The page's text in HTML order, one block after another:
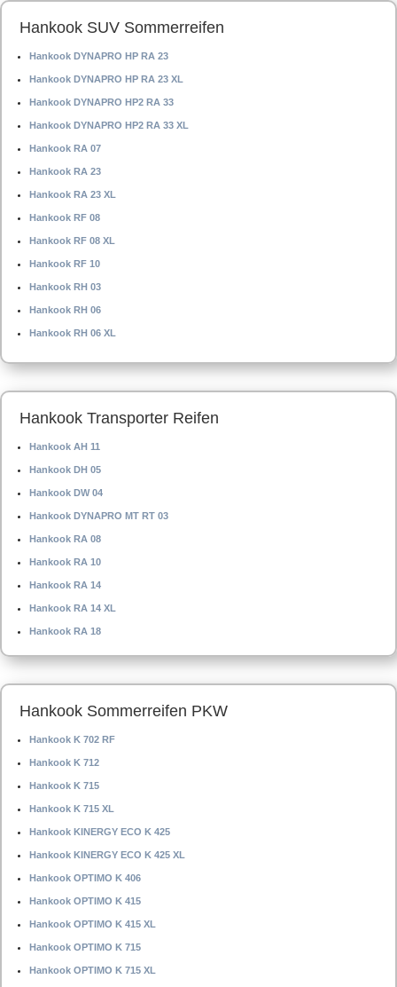
Hankook SUV Sommerreifen
Hankook DYNAPRO HP RA 23
Hankook DYNAPRO HP RA 23 XL
Hankook DYNAPRO HP2 RA 33
Hankook DYNAPRO HP2 RA 33 XL
Hankook RA 07
Hankook RA 23
Hankook RA 23 XL
Hankook RF 08
Hankook RF 08 XL
Hankook RF 10
Hankook RH 03
Hankook RH 06
Hankook RH 06 XL
Hankook Transporter Reifen
Hankook AH 11
Hankook DH 05
Hankook DW 04
Hankook DYNAPRO MT RT 03
Hankook RA 08
Hankook RA 10
Hankook RA 14
Hankook RA 14 XL
Hankook RA 18
Hankook Sommerreifen PKW
Hankook K 702 RF
Hankook K 712
Hankook K 715
Hankook K 715 XL
Hankook KINERGY ECO K 425
Hankook KINERGY ECO K 425 XL
Hankook OPTIMO K 406
Hankook OPTIMO K 415
Hankook OPTIMO K 415 XL
Hankook OPTIMO K 715
Hankook OPTIMO K 715 XL